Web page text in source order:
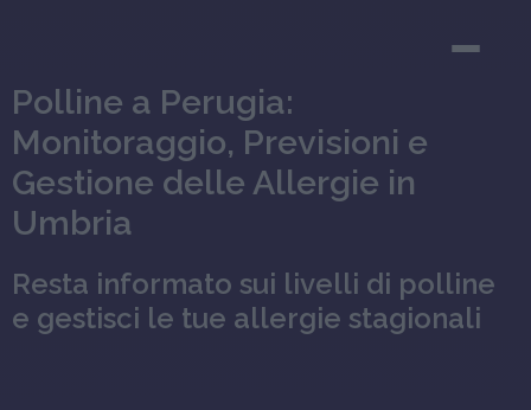
Polline a Perugia:
Monitoraggio, Previsioni e
Gestione delle Allergie in
Umbria
Resta informato sui livelli di polline
e gestisci le tue allergie stagionali